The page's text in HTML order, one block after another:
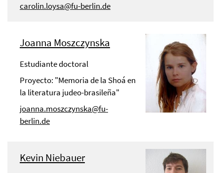
carolin.loysa@fu-berlin.de
Joanna Moszczynska
Estudiante doctoral
Proyecto: "Memoria de la Shoá en
la literatura judeo-brasileña"
joanna.moszczynska@fu-
berlin.de
Kevin Niebauer